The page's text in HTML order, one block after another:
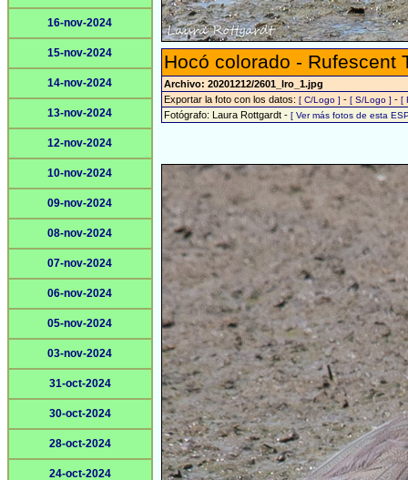
16-nov-2024
15-nov-2024
14-nov-2024
13-nov-2024
12-nov-2024
10-nov-2024
09-nov-2024
08-nov-2024
07-nov-2024
06-nov-2024
05-nov-2024
03-nov-2024
31-oct-2024
30-oct-2024
28-oct-2024
24-oct-2024
Hocó colorado - Rufescent
Archivo: 20201212/2601_lro_1.jpg
Exportar la foto con los datos: [ C/Logo ] - [ S/Logo ] - [
Fotógrafo: Laura Rottgardt - [ Ver más fotos de esta